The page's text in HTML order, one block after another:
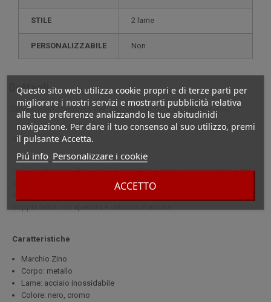
Questo sito web utilizza cookie propri e di terze parti per
migliorare i nostri servizi e mostrarti pubblicità relativa
alle tue preferenze analizzando le tue abitudinidi
navigazione. Per dare il tuo consenso al suo utilizzo, premi
il pulsante Accetta.
Piú info Personalizzare i cookie
ACCETTO
STILE 2 lame
PERSONALIZZABILE non
Dettagli
Descrizione completa per Tagliasigari nero e cromato Zino
Con il tagliasigari Black and Chome Zino potrete godere appieno dei
sapori dei vostri sigari!
Con il tagliasigari Black and Chome Zino potrete godere appieno dei
sapori dei vostri sigari! Questo tagliasigari può essere utilizzato su
Caratteristiche
Marchio Zino
Corpo: metallo
Lame: acciaio inossidabile
Colore: nero, cromo